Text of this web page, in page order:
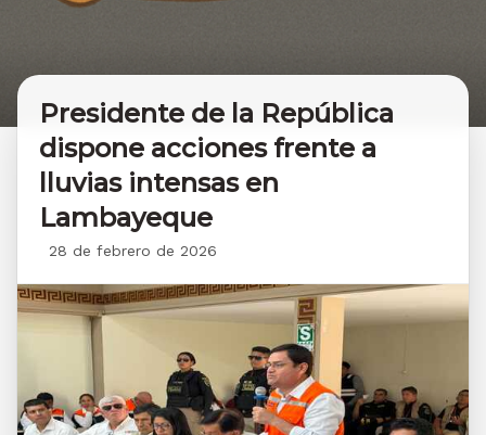
Presidente de la República
dispone acciones frente a
lluvias intensas en
Lambayeque
28 de febrero de 2026